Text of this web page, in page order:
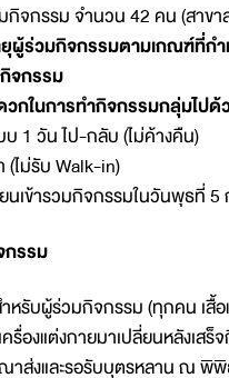
จกรรม จำนวน 42 คน (สาขา
ผู้ร่วมกิจกรรมตามเกณฑ์ที่ก
จกรรม
วกในการทำกิจกรรมกลุ่มไ
1 วัน ไป-กลับ (ไม่ค้างคืน)
(ไม่รับ Walk-in)
นเข้ารวมกิจกรรมในวันพุธที่
รรม
หรับผู้ร่วมกิจกรรม (ทุกคน เสื้
รื่องแต่งกายมาเปลี่ยนหลังเสร็
าส่งและรอรับบุตรหลาน ณ พิ